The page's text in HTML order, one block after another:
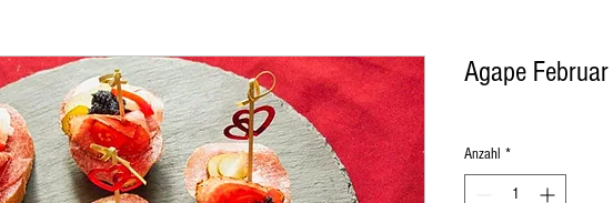
Agape
Anzahl *